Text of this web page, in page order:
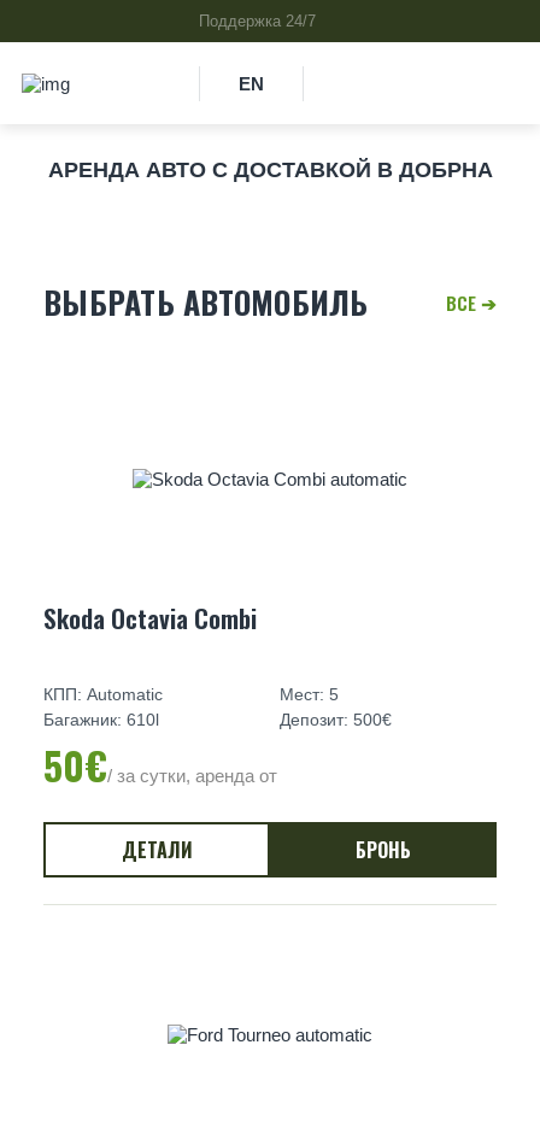
EN
АРЕНДА АВТО С ДОСТАВКОЙ В ДОБРНА
ВЫБРАТЬ АВТОМОБИЛЬ
Skoda Octavia Combi
КПП: Automatic
Мест: 5
Багажник: 610l
Депозит: 500€
50€/ за сутки, аренда от
ДЕТАЛИ БРОНЬ